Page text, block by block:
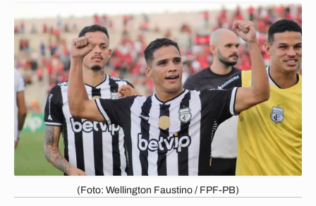
(Foto: Wellington Faustino / FPF-PB)